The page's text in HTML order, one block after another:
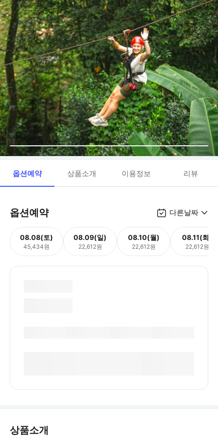
옵션예약 상품소개 이용정보 리뷰
옵션예약 다른날짜
08.08(토)
45,434원
08.09(일)
22,612원
08.10(월)
22,612원
08.11(화)
22,612원
상품소개